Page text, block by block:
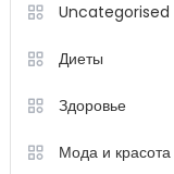
Uncategorised
Диеты
Здоровье
Мода и красота